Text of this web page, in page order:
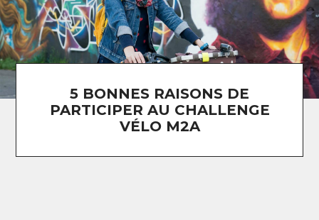
5 BONNES RAISONS DE
PARTICIPER AU CHALLENGE
VÉLO M2A